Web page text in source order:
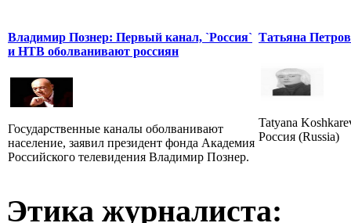
Владимир Познер: Первый канал, `Россия`
и НТВ оболванивают россиян
Государственные каналы оболванивают
население, заявил президент фонда Академия
Российского телевидения Владимир Познер.
Татьяна
Tatyana
Россия (Russia)
Этика журналиста: